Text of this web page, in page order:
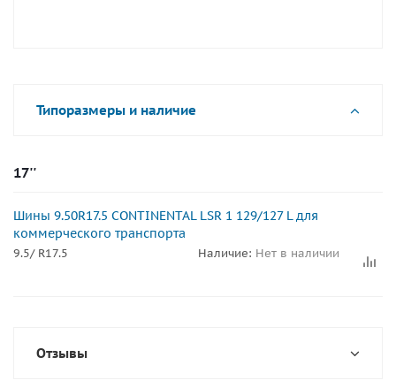
Типоразмеры и наличие
17''
Шины 9.50R17.5 CONTINENTAL LSR 1 129/127 L для
коммерческого транспорта
9.5/ R17.5 Наличие: Нет в наличии
Отзывы